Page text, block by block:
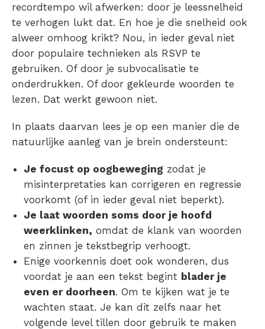
recordtempo wil afwerken: door je leessnelheid
te verhogen lukt dat. En hoe je die snelheid ook
alweer omhoog krikt? Nou, in ieder geval niet
door populaire technieken als RSVP te
gebruiken. Of door je subvocalisatie te
onderdrukken. Of door gekleurde woorden te
lezen. Dat werkt gewoon niet.
In plaats daarvan lees je op een manier die de
natuurlijke aanleg van je brein ondersteunt:
Je focust op oogbeweging zodat je
misinterpretaties kan corrigeren en regressie
voorkomt (of in ieder geval niet beperkt).
Je laat woorden soms door je hoofd
weerklinken, omdat de klank van woorden
en zinnen je tekstbegrip verhoogt.
Enige voorkennis doet ook wonderen, dus
voordat je aan een tekst begint blader je
even er doorheen. Om te kijken wat je te
wachten staat. Je kan dit zelfs naar het
volgende level tillen door gebruik te maken